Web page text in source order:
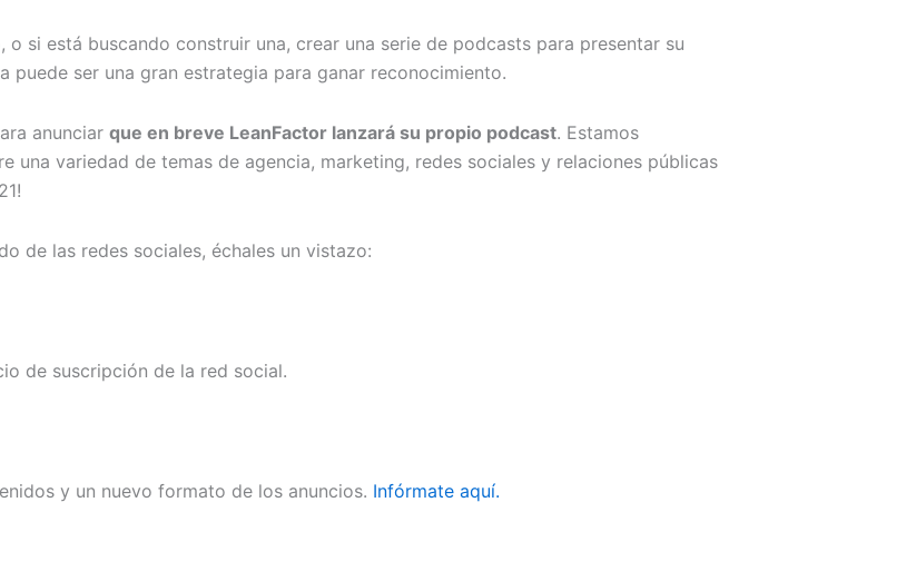
si está buscando construir una, crear una serie de podcasts para presentar su
puede ser una gran estrategia para ganar reconocimiento.
anunciar que en breve LeanFactor lanzará su propio podcast. Estamos
una variedad de temas de agencia, marketing, redes sociales y relaciones públicas
de las redes sociales, échales un vistazo:
de suscripción de la red social.
y un nuevo formato de los anuncios. Infórmate aquí.